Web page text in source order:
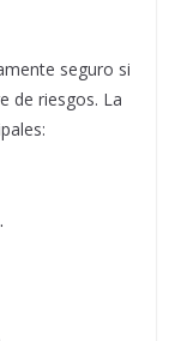
seguro si
de riesgos. La